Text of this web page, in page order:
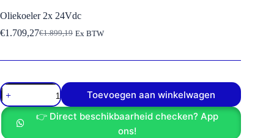
Oliekoeler 2x 24Vdc
€1.899,19
Oorspronkelijke
was:
€1.709,27Huidige
is:
Ex BTW
Oliekoeler
2x
24Vdc
aantal
Toevoegen aan winkelwagen
👉 Direct beschikbaarheid checken? App
ons!